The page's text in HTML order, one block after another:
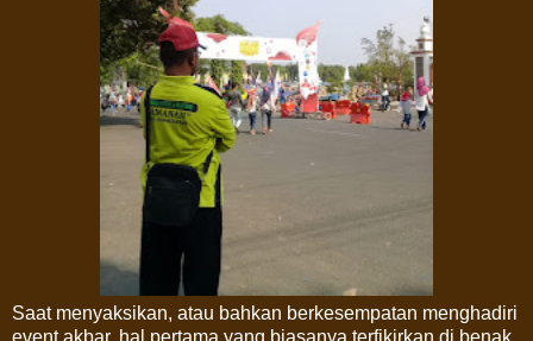
Saat menyaksikan, atau bahkan berkesempatan menghadiri
event akbar, hal pertama yang biasanya terfikirkan di benak